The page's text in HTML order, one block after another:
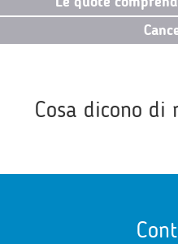
Cosa dicono